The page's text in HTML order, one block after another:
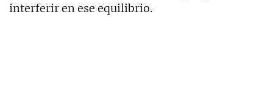
interferir en ese equilibrio.